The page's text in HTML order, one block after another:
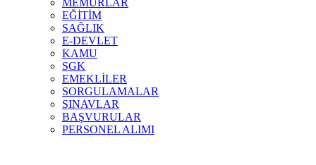
MEMURLAR
EĞİTİM
SAĞLIK
E-DEVLET
KAMU
SGK
EMEKLİLER
SORGULAMALAR
SINAVLAR
BAŞVURULAR
PERSONEL ALIMI